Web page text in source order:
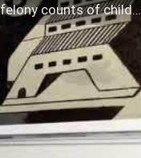
Jessi Hildebrandt speaks out about aunt Jodi's arrest on felony counts of child abuse